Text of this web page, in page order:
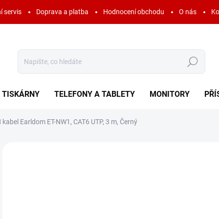
servis Doprava a platba Hodnocení obchodu O nás
Hledat
TISKÁRNY TELEFONY A TABLETY MONITORY
kabel Earldom ET-NW1, CAT6 UTP, 3 m, Černý